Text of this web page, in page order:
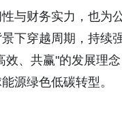
与财务实力，也为
下穿越周期，持续
效、共赢"的发展理
源绿色低碳转型。